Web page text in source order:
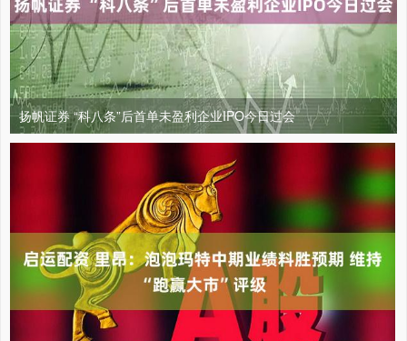
扬帆证券 “科八条”后首单未盈利企业IPO今日过会